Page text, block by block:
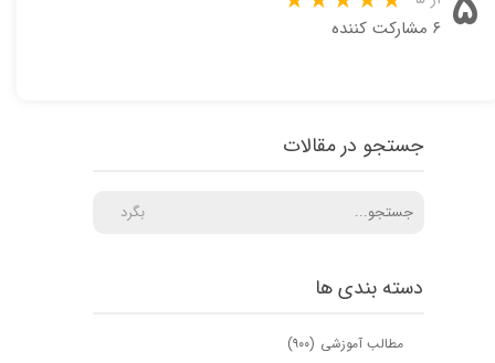
۶ مشارکت کننده
دسته بندی ها
مطالب آموزشی (۹۰۰)
جستجو در مقالات
بگرد